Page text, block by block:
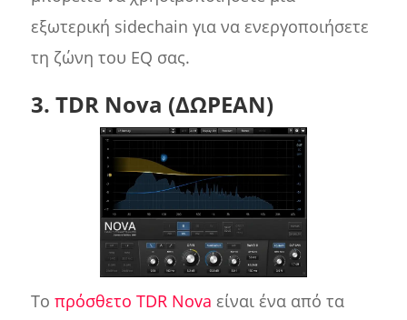
εξωτερική sidechain για να ενεργοποιήσετε
τη ζώνη του EQ σας.
3. TDR Nova (ΔΩΡΕΑΝ)
Το πρόσθετο TDR Nova είναι ένα από τα